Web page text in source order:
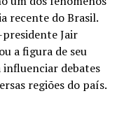
a fundação
políticas e
o partido ao
recente do Brasil.
Jair
a figura de seu
debates
regiões do país.